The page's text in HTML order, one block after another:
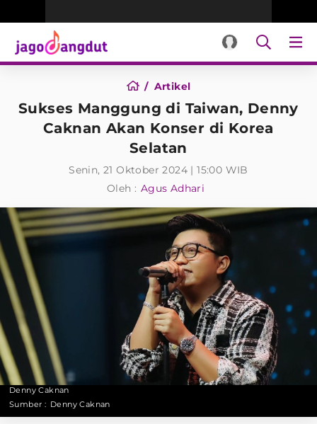
Artikel
Sukses Manggung di Taiwan, Denny
Caknan Akan Konser di Korea
Selatan
Senin, 21 Oktober 2024 | 15:00 WIB
Oleh : Agus Adhari
Denny Caknan
Sumber : Denny Caknan